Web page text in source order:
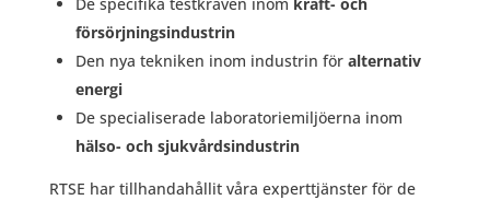
försörjningsindustrin
Den nya tekniken inom industrin för alternativ
energi
De specialiserade laboratoriemiljöerna inom
hälso- och sjukvårdsindustrin
RTSE har tillhandahållit våra experttjänster för de